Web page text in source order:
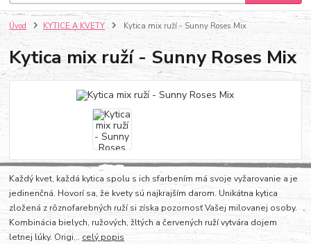
Úvod KYTICE A KVETY Kytica mix ruží - Sunny Roses Mix
Kytica mix ruží - Sunny Roses Mix
Každý kvet, každá kytica spolu s ich sfarbením má svoje vyžarovanie a je
jedinenčná. Hovorí sa, že kvety sú najkrajším darom. Unikátna kytica
zložená z rôznofarebných ruží si získa pozornosť Vašej milovanej osoby.
Kombinácia bielych, ružových, žltých a červených ruží vytvára dojem
letnej lúky. Origi... celý popis